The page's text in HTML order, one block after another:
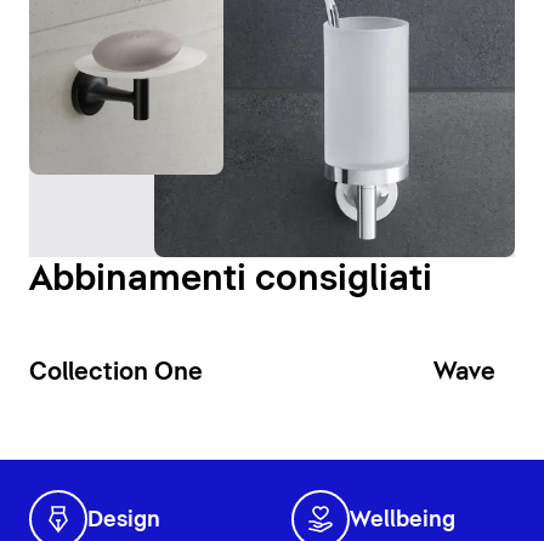
Abbinamenti consigliati
Collection One Wave
Design Wellbeing